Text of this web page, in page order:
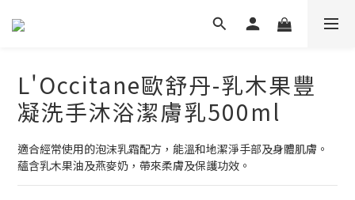
L'Occitane歐舒丹-乳木果豐
凝洗手沐浴潔膚乳500ml
適合經常使用的泡沫乳霜配方，能溫和地潔淨手部及身體肌膚。
蘊含乳木果油及燕麥奶，帶來柔膚及保護功效。